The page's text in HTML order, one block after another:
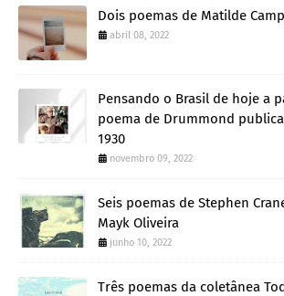
Dois poemas de Matilde
abril 08, 2022
Pensando o Brasil de hoje a
poema de Drummond
1930
novembro 09, 2022
Seis poemas de Stephen
Mayk Oliveira
junho 10, 2022
Três poemas da coletânea